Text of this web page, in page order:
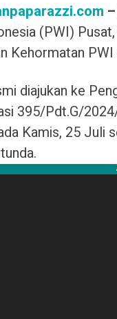
–
(PWI)
Kehormatan
diajukan ke
395/Pdt.G/
Kamis, 25 Juli